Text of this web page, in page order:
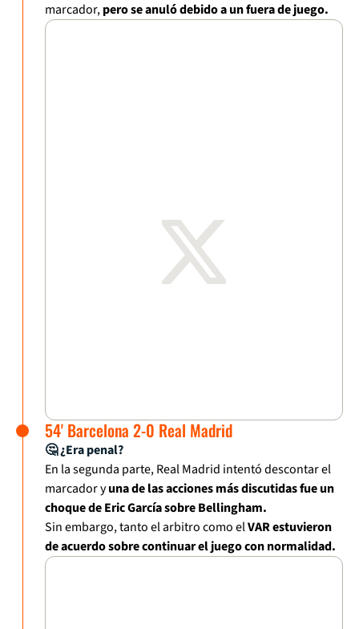
marcador,pero se anuló debido a un fuera de juego.
54' Barcelona 2-0 Real Madrid
🤔 ¿Era penal?
En la segunda parte, Real Madrid intentó descontar el
marcador yuna de las acciones más discutidas fue un
choque de Eric García sobre Bellingham.
Sin embargo, tanto el arbitro como elVAR estuvieron
de acuerdo sobre continuar el juego con normalidad.